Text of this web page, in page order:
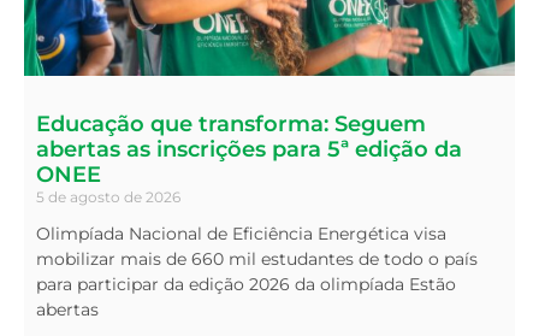
Educação que transforma: Seguem
abertas as inscrições para 5ª edição da
ONEE
5 de agosto de 2026
Olimpíada Nacional de Eficiência Energética visa
mobilizar mais de 660 mil estudantes de todo o país
para participar da edição 2026 da olimpíada Estão
abertas